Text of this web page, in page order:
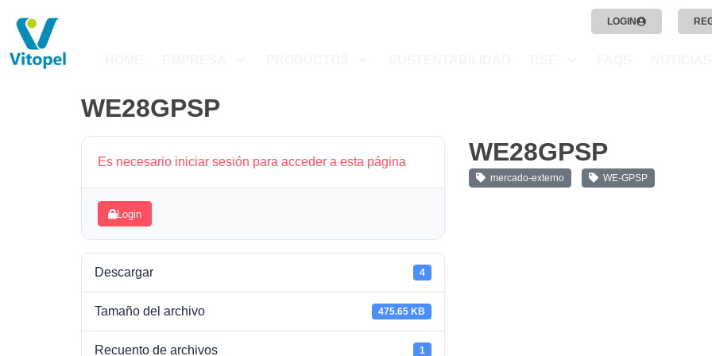
LOGIN
WE28GPSP
Es necesario iniciar sesión para acceder a esta página
Login
Descargar 4
Tamaño del archivo 475.65 KB
Recuento de archivos 1
WE28GPSP
mercado-externo WE-GPSP